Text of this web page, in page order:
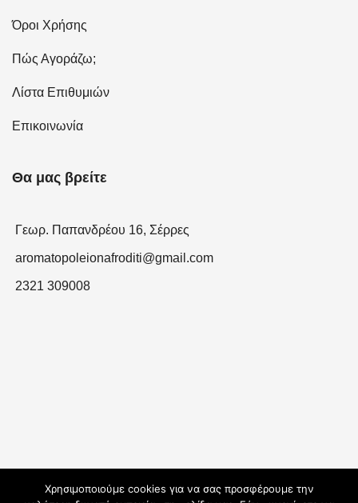
Όροι Χρήσης
Πώς Αγοράζω;
Λίστα Επιθυμιών
Επικοινωνία
Θα μας βρείτε
Γεωρ. Παπανδρέου 16, Σέρρες
aromatopoleionafroditi@gmail.com
2321 309008
Χρησιμοποιούμε cookies για να σας προσφέρουμε την